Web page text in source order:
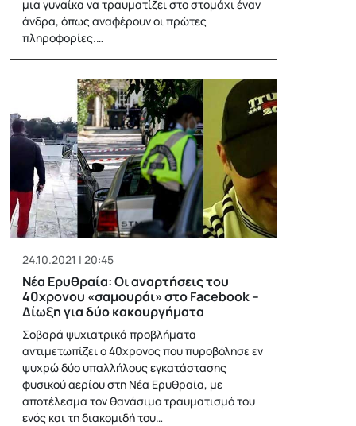
μια γυναίκα να τραυματίζει στο στομάχι έναν
άνδρα, όπως αναφέρουν οι πρώτες
πληροφορίες.…
24.10.2021 | 20:45
Νέα Ερυθραία: Οι αναρτήσεις του
40χρονου «σαμουράι» στο Facebook –
Δίωξη για δύο κακουργήματα
Σοβαρά ψυχιατρικά προβλήματα
αντιμετωπίζει ο 40χρονος που πυροβόλησε εν
ψυχρώ δύο υπαλλήλους εγκατάστασης
φυσικού αερίου στη Νέα Ερυθραία, με
αποτέλεσμα τον θανάσιμο τραυματισμό του
ενός και τη διακομιδή του…